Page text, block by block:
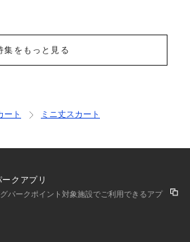
集をもっと見る
ート
ミニ丈スカート
クアプリ
パークポイント対象施設でご利用できるアプ